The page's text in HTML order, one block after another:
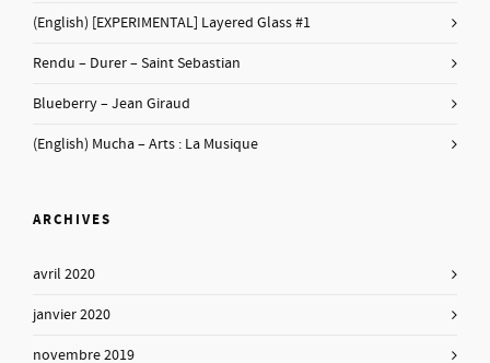
(English) [EXPERIMENTAL] Layered Glass #1
Rendu – Durer – Saint Sebastian
Blueberry – Jean Giraud
(English) Mucha – Arts : La Musique
ARCHIVES
avril 2020
janvier 2020
novembre 2019